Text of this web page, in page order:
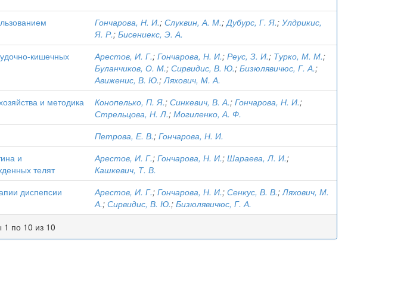
Гончарова, Н. И.; Слуквин, А. М.;Дубурс, Г. Я.; Улдрикис,
Я. Р.; Бисениекс, Э. А.
кишечных
Арестов, И. Г.; Гончарова, Н. И.; Реус, З. И.; Турко, М. М.;
Буланчиков, О. М.; Сирвидис, В. Ю.; Бизюлявичюс, Г. А.;
Авиженис, В. Ю.;Ляхович, М. А.
и методика
Конопелько, П. Я.; Синкевич, В. А.; Гончарова, Н. И.;
Стрельцова, Н. Л.; Могиленко, А. Ф.
Петрова, Е. В.; Гончарова, Н. И.
и
телят
Арестов, И. Г.; Гончарова, Н. И.; Шараева, Л. И.;
Кашкевич, Т. В.
диспепсии
Арестов, И. Г.; Гончарова, Н. И.; Сенкус, В. В.;Ляхович, М.
А.; Сирвидис, В. Ю.; Бизюлявичюс, Г. А.
1 по 10 из 10